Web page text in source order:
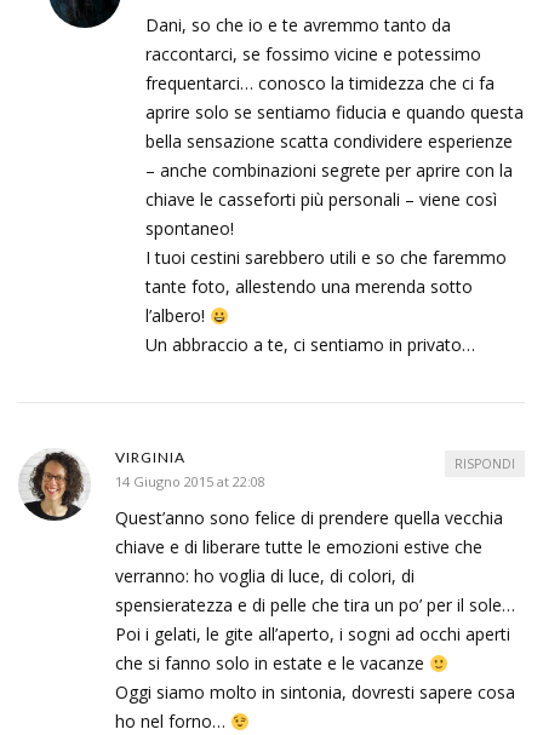
Dani, so che io e te avremmo tanto da
raccontarci, se fossimo vicine e potessimo
frequentarci… conosco la timidezza che ci fa
aprire solo se sentiamo fiducia e quando questa
bella sensazione scatta condividere esperienze
– anche combinazioni segrete per aprire con la
chiave le casseforti più personali – viene così
spontaneo!
I tuoi cestini sarebbero utili e so che faremmo
tante foto, allestendo una merenda sotto
l’albero!
Un abbraccio a te, ci sentiamo in privato…
VIRGINIA
14 Giugno 2015 at 22:08
Quest’anno sono felice di prendere quella vecchia
chiave e di liberare tutte le emozioni estive che
verranno: ho voglia di luce, di colori, di
spensieratezza e di pelle che tira un po’ per il sole…
Poi i gelati, le gite all’aperto, i sogni ad occhi aperti
che si fanno solo in estate e le vacanze
Oggi siamo molto in sintonia, dovresti sapere cosa
ho nel forno…
RISPONDI